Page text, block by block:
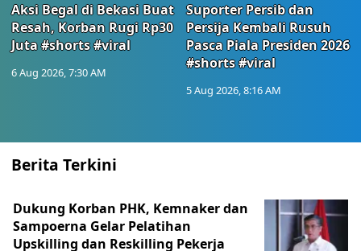
Aksi Begal di Bekasi Buat
Resah, Korban Rugi Rp30
Juta #shorts #viral
6 Aug 2026, 7:30 AM
Suporter Persib dan
Persija Kembali Rusuh
Pasca Piala Presiden 2026
#shorts #viral
5 Aug 2026, 8:16 AM
Berita Terkini
Dukung Korban PHK, Kemnaker dan
Sampoerna Gelar Pelatihan
Upskilling dan Reskilling Pekerja